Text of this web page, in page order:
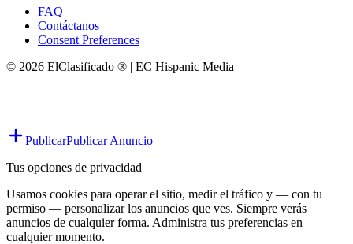
FAQ
Contáctanos
Consent Preferences
© 2026 ElClasificado ® | EC Hispanic Media
PublicarPublicar Anuncio
Tus opciones de privacidad
Usamos cookies para operar el sitio, medir el tráfico y — con tu
permiso — personalizar los anuncios que ves. Siempre verás
anuncios de cualquier forma. Administra tus preferencias en
cualquier momento.